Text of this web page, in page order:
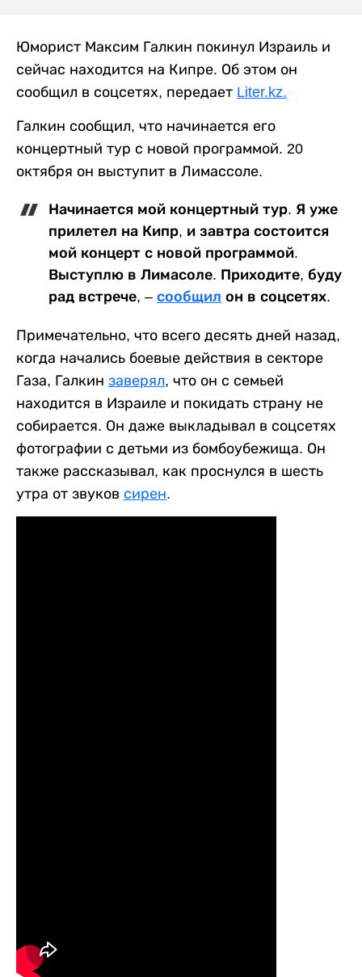
Юморист Максим Галкин покинул Израиль и
сейчас находится на Кипре. Об этом он
сообщил в соцсетях, передает Liter.kz.
Галкин сообщил, что начинается его
концертный тур с новой программой. 20
октября он выступит в Лимассоле.
Начинается мой концертный тур. Я уже
прилетел на Кипр, и завтра состоится
мой концерт с новой программой.
Выступлю в Лимасоле. Приходите, буду
рад встрече, – сообщил он в соцсетях.
Примечательно, что всего десять дней назад,
когда начались боевые действия в секторе
Газа, Галкин заверял, что он с семьей
находится в Израиле и покидать страну не
собирается. Он даже выкладывал в соцсетях
фотографии с детьми из бомбоубежища. Он
также рассказывал, как проснулся в шесть
утра от звуков сирен.